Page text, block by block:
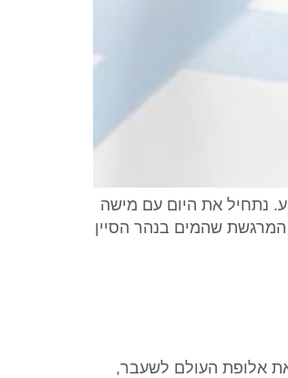
נתחיל את היום עם מישה
שהמים בנהר הסיין
גילי שריר (63- ק״ג), פגשה בקרב הראשון את אלופת העולם לשעבר,